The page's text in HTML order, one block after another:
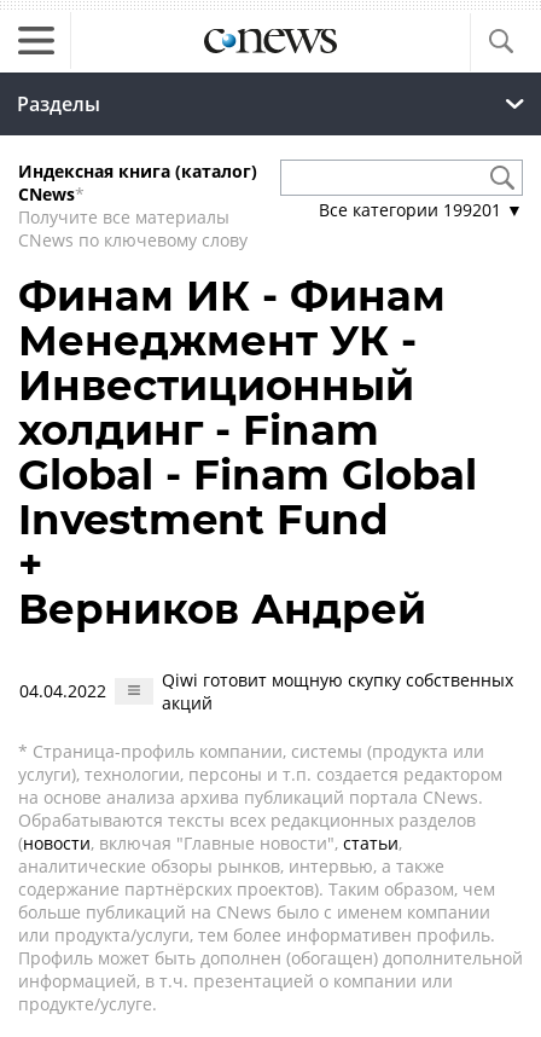
Разделы
Индексная книга (каталог)
CNews*
Получите все материалы
CNews по ключевому слову
Все категории 199201 ▼
Финам ИК - Финам
Менеджмент УК -
Инвестиционный
холдинг - Finam
Global - Finam Global
Investment Fund
+
Верников Андрей
04.04.2022
Qiwi готовит мощную скупку собственных
акций
* Страница-профиль компании, системы (продукта или
услуги), технологии, персоны и т.п. создается редактором
на основе анализа архива публикаций портала CNews.
Обрабатываются тексты всех редакционных разделов
(новости, включая "Главные новости", статьи,
аналитические обзоры рынков, интервью, а также
содержание партнёрских проектов). Таким образом, чем
больше публикаций на CNews было с именем компании
или продукта/услуги, тем более информативен профиль.
Профиль может быть дополнен (обогащен) дополнительной
информацией, в т.ч. презентацией о компании или
продукте/услуге.